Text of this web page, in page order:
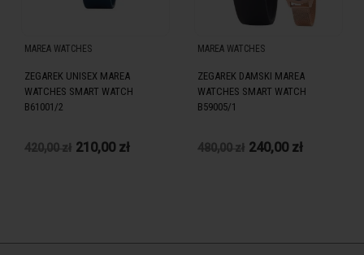
MAREA WATCHES
ZEGAREK UNISEX MAREA
WATCHES SMART WATCH
B61001/2
420,00 zł 210,00 zł
MAREA WATCHES
ZEGAREK DAMSKI MAREA
WATCHES SMART WATCH
B59005/1
480,00 zł 240,00 zł